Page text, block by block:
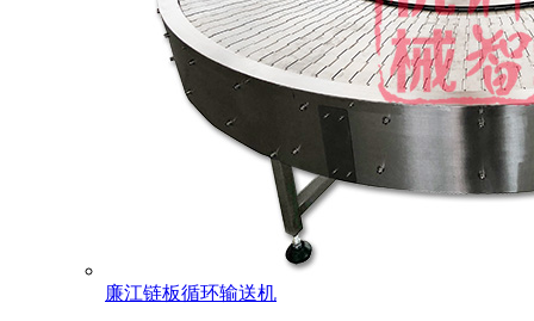
廉江链板循环输送机